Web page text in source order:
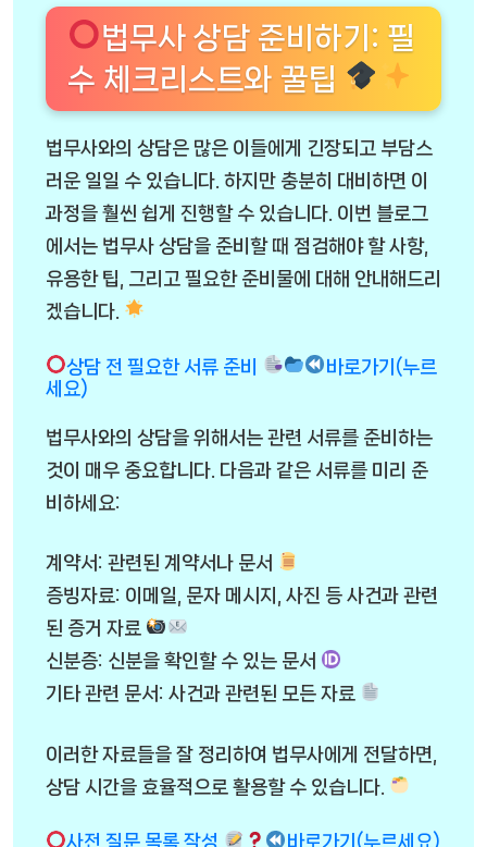
법무사 상담 준비하기: 필
수 체크리스트와 꿀팁
법무사와의 상담은 많은 이들에게 긴장되고 부담스
러운 일일 수 있습니다. 하지만 충분히 대비하면 이
과정을 훨씬 쉽게 진행할 수 있습니다. 이번 블로그
에서는 법무사 상담을 준비할 때 점검해야 할 사항,
유용한 팁, 그리고 필요한 준비물에 대해 안내해드리
겠습니다.
상담 전 필요한 서류 준비
바로가기(누르
세요)
법무사와의 상담을 위해서는 관련 서류를 준비하는
것이 매우 중요합니다. 다음과 같은 서류를 미리 준
비하세요:
계약서: 관련된 계약서나 문서
증빙자료: 이메일, 문자 메시지, 사진 등 사건과 관련
된 증거 자료
신분증: 신분을 확인할 수 있는 문서
기타 관련 문서: 사건과 관련된 모든 자료
이러한 자료들을 잘 정리하여 법무사에게 전달하면,
상담 시간을 효율적으로 활용할 수 있습니다.
사전 질문 목록 작성 바로가기(누르세요)